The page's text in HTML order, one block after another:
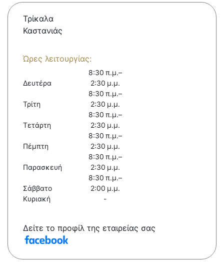
Τρίκαλα
Καστανιάς
Ώρες λειτουργίας:
Δευτέρα
8:30 π.μ.–
2:30 μ.μ.
Τρίτη
8:30 π.μ.–
2:30 μ.μ.
Τετάρτη
8:30 π.μ.–
2:30 μ.μ.
Πέμπτη
8:30 π.μ.–
2:30 μ.μ.
Παρασκευή
8:30 π.μ.–
2:30 μ.μ.
Σάββατο
8:30 π.μ.–
2:00 μ.μ.
Κυριακή
-
Δείτε το προφίλ της εταιρείας σας